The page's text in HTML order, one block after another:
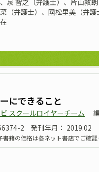
泉 智之（弁護士）、片山敦
（弁護士）、國松里美（弁
にできること
スクールロイヤーチーム
2
発刊年月： 2019.02
書籍の価格は各ネット書店でご確